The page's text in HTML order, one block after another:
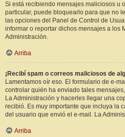
Si está recibiendo mensajes maliciosos u
particular, puede bloquearlo para que no
las opciones del Panel de Control de
informar o reportar dichos mensajes a los
Administración.
Arriba
¡Recibí spam o correos maliciosos de
Lamentamos oír eso. El formulario de e-
controlar quién ha enviado tales
La Administración y hacerles llegar una
recibió. Es muy importante que incluya la
del usuario que envió el e-mail. La
Arriba